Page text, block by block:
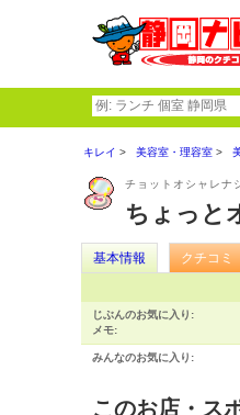
キレイ 美容室・理容室
チョットオシャレナ
ちょっと
基本情報 クチコミ
じぶんのお気に入り:
メモ:
みんなのお気に入り:
このお店・ス